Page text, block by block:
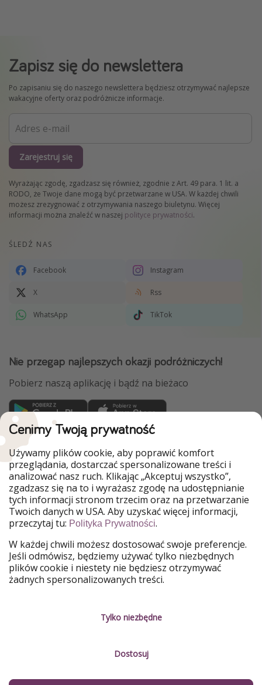
Zapisz się do newslettera
Po zapisaniu się do naszego newslettera będziesz otrzymywać najlepsze
wakacyjne oferty oraz podróżnicze informacje.
Zarejestruj się
Wyrażając zgodę, zgadzasz się również, zgodnie z Art. 49 para. 1 lit. a
RODO, że Twoje dane mogą być przetwarzane w USA. W każdej chwili
możesz zrezygnować z otrzymywania naszego biuletynu. Więcej
informacji można znaleźć w naszej polityce prywatności.
ŚLEDŹ NAS
Facebook Instagram
X Rss
WhatsApp TikTok
Nie przegap najlepszych okazji podróżniczych!
Pobierz naszą aplikację i bądź na bieżaco
WakacyjniPiraci są częścią Grupy HolidayPirates
Nasze rynki
PiratinViaggio
HolidayPirates
VakantiePiraten
VoyagesPirates
Ferienpiraten
Urlaubspiraten
Urlaubspiraten
ViajerosPiratas
TravelPirates
Nasza grupa
HolidayPirates Group
Poznaj nas!
Zrównoważony rozwój
Informacje prawne
O firmie
Zarządzanie usługami
Cenimy Twoją prywatność
Używamy plików cookie, aby poprawić komfort
przeglądania, dostarczać spersonalizowane treści i
analizować nasz ruch. Klikając „Akceptuj wszystko”,
zgadzasz się na to i wyrażasz zgodę na udostępnianie
tych informacji stronom trzecim oraz na przetwarzanie
Twoich danych w USA. Aby uzyskać więcej informacji,
przeczytaj tu: Polityka Prywatności.
W każdej chwili możesz dostosować swoje preferencje.
Jeśli odmówisz, będziemy używać tylko niezbędnych
plików cookie i niestety nie będziesz otrzymywać
żadnych spersonalizowanych treści.
Tylko niezbędne
Dostosuj